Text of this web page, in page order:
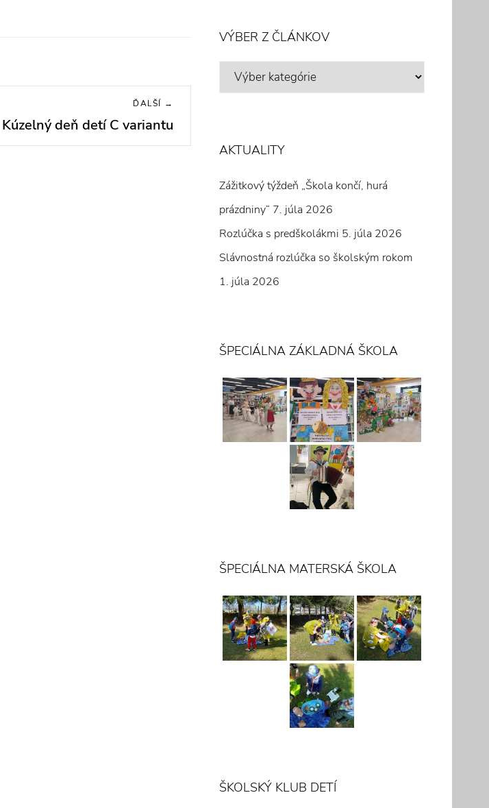
ĎALŠÍ →
Next
post:
Kúzelný deň detí C variantu
VÝBER Z ČLÁNKOV
VÝBER
AKTUALITY
Zážitkový týždeň „Škola končí, hurá
prázdniny“ 7. júla 2026
Rozlúčka s predškolákmi 5. júla 2026
Slávnostná rozlúčka so školským rokom
1. júla 2026
ŠPECIÁLNA ZÁKLADNÁ ŠKOLA
ŠPECIÁLNA MATERSKÁ ŠKOLA
ŠKOLSKÝ KLUB DETÍ